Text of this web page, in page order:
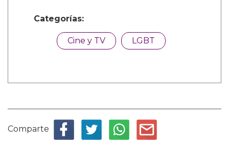
Categorías:
Cine y TV LGBT
Comparte